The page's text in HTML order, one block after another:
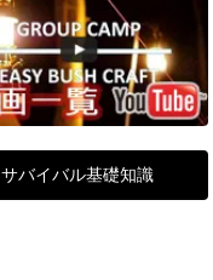
サバイバル基礎知識